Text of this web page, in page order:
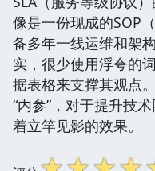
像是一份现成的SOP
备多年一线运维和架
实，很少使用浮夸的
据表格来支撑其观点
“内参”，对于提升技
着立竿见影的效果。